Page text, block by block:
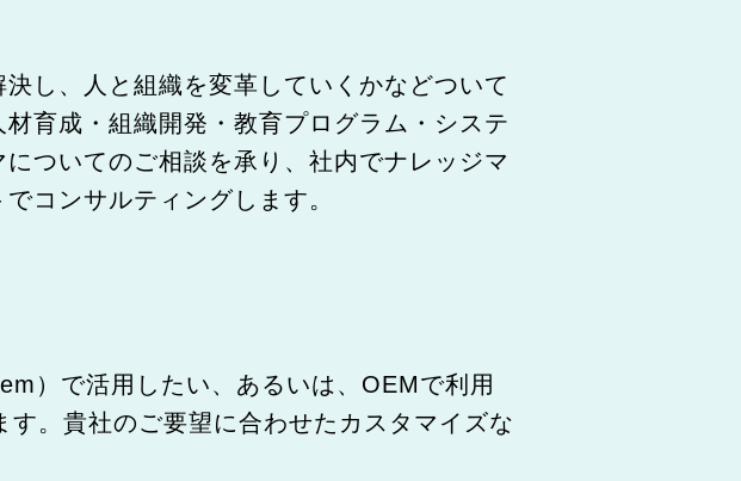
し、人と組織を変革していくかなどついて
育成・組織開発・教育プログラム・システ
ついてのご相談を承り、社内でナレッジマ
コンサルティングします。
）で活用したい、あるいは、OEMで利用
。貴社のご要望に合わせたカスタマイズな